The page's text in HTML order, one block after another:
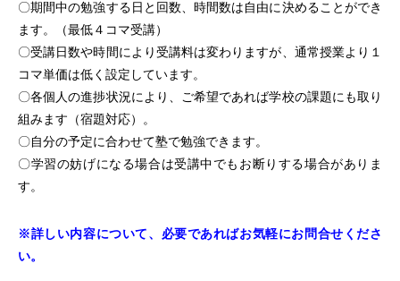
〇期間中の勉強する日と回数、時間数は自由に決めることができ
ます。（最低４コマ受講）
〇受講日数や時間により受講料は変わりますが、通常授業より１
コマ単価は低く設定しています。
〇各個人の進捗状況により、ご希望であれば学校の課題にも取り
組みます（宿題対応）。
〇自分の予定に合わせて塾で勉強できます。
〇学習の妨げになる場合は受講中でもお断りする場合がありま
す。
※詳しい内容について、必要であればお気軽にお問合せくださ
い。